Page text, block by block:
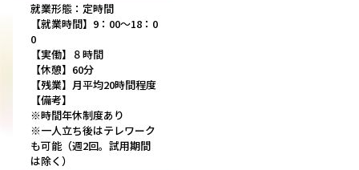
就業形態：定時間
【就業時間】9：00～18：0
0
【実働】８時間
【休憩】60分
【残業】月平均20時間程度
【備考】
※時間年休制度あり
※一人立ち後はテレワーク
も可能（週2回。試用期間
は除く）